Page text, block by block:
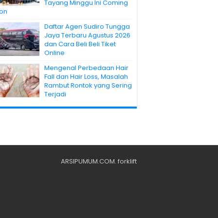
Tayang Minggu Ini Coming
Daftar Agen Sudiro Tungga
Jaya Terbaru Agustus 2026
dan Cara Beli Beli Tiket
Online
Mengenal Perbedaan Hair
Fall dan Hair Loss, Masalah
Rambut Rontok yang Sering
Terjadi
ARSIPUMUM.COM. forklift